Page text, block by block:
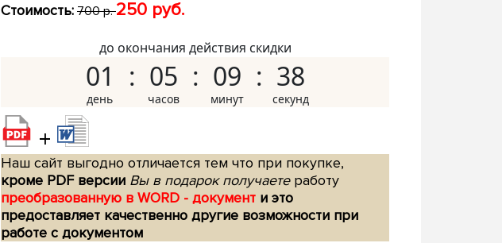
Стоимость: 700 р.250 руб.
до окончания действия скидки
01 05 09 37
+
Наш сайт выгодно отличается тем что при покупке,
кроме PDF версии Вы в подарок получаетеработу
преобразованную в WORD - документ и это
предоставляет качественно другие возможности при
работе с документом